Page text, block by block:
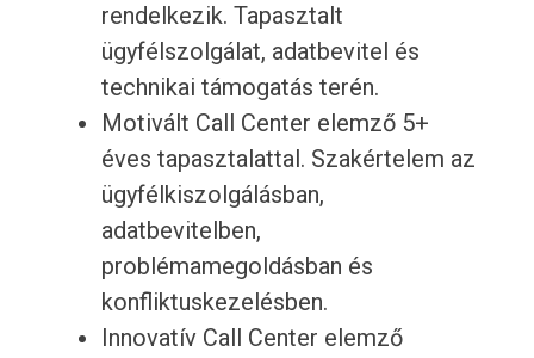
rendelkezik. Tapasztalt
ügyfélszolgálat, adatbevitel és
technikai támogatás terén.
Motivált Call Center elemző 5+
éves tapasztalattal. Szakértelem az
ügyfélkiszolgálásban,
adatbevitelben,
problémamegoldásban és
konfliktuskezelésben.
Innovatív Call Center elemző